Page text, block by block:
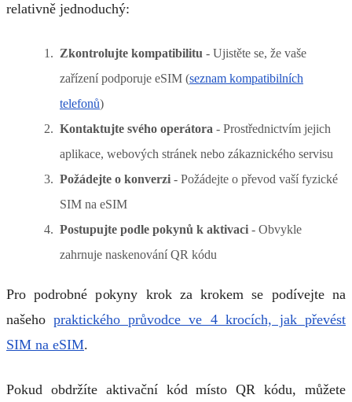
relativně jednoduchý:
Zkontrolujte kompatibilitu - Ujistěte se, že vaše
zařízení podporuje eSIM (seznam kompatibilních
telefonů)
Kontaktujte svého operátora - Prostřednictvím jejich
aplikace, webových stránek nebo zákaznického servisu
Požádejte o konverzi - Požádejte o převod vaší fyzické
SIM na eSIM
Postupujte podle pokynů k aktivaci - Obvykle
zahrnuje naskenování QR kódu
Pro podrobné pokyny krok za krokem se podívejte na
našehopraktického průvodce ve 4 krocích, jak převést
SIM na eSIM.
Pokud obdržíte aktivační kód místo QR kódu, můžete